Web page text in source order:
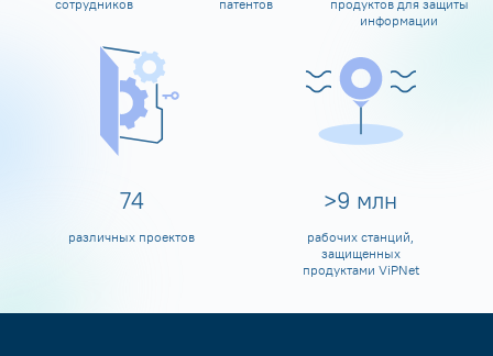
сотрудников патентов
продуктов для защиты
информации
80
различных проектов
>10 млн
рабочих станций,
защищенных
продуктами ViPNet